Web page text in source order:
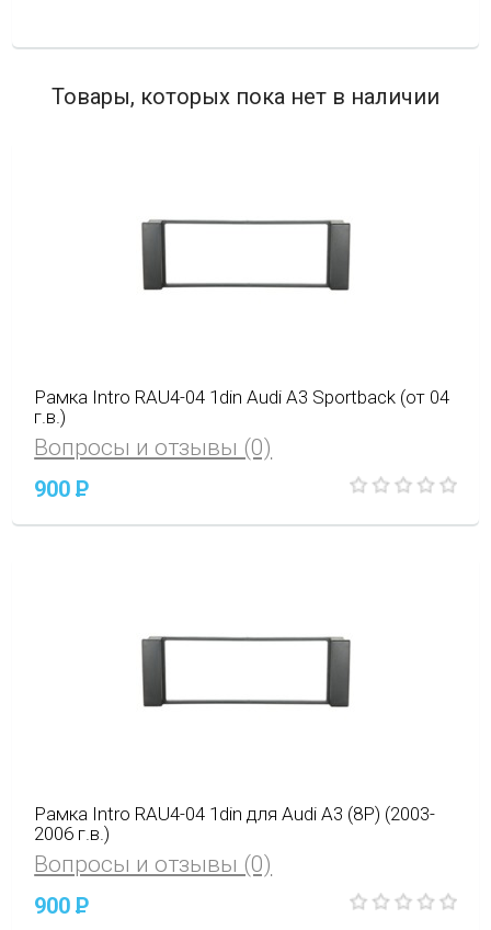
Товары, которых пока нет в наличии
Рамка Intro RAU4-04 1din Audi A3 Sportback (от 04
г.в.)
Вопросы и отзывы (0)
900P
Рамка Intro RAU4-04 1din для Audi A3 (8P) (2003-
2006 г.в.)
Вопросы и отзывы (0)
900P